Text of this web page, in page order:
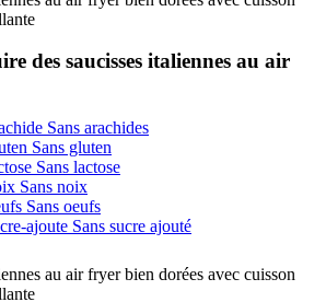
des saucisses italiennes au air
Sans arachides
Sans gluten
Sans lactose
Sans noix
Sans oeufs
Sans sucre ajouté